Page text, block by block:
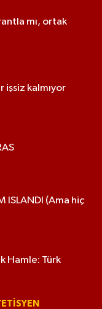
mı, ortak
işsiz kalmıyor
ISLANDI (Ama hiç
Hamle: Türk